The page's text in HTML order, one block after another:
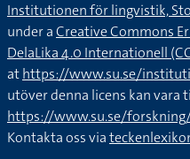
Institutionen för lingvistik,
under aCreative Commons
DelaLika 4.0 Internationell
athttps://www.su.se/
utöver denna licens kan vara
https://www.su.se/
Kontakta oss via